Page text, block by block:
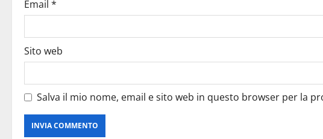
Email *
Sito web
Salva il mio nome, email e sito web in questo browser per la